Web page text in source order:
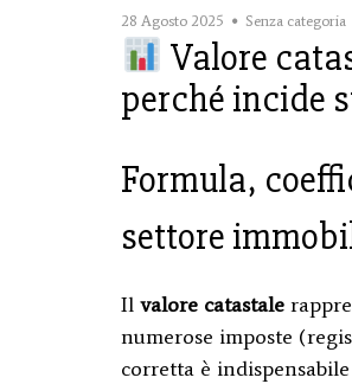
28 Agosto 2025 Senza categoria
Valore
perché incide
Formula,
settore
Il valore catastale
numerose imposte
corretta è